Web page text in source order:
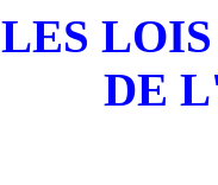
LES
DE